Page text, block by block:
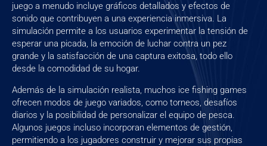
juego a menudo incluye gráficos detallados y efectos de
sonido que contribuyen a una experiencia inmersiva. La
simulación permite a los usuarios experimentar la tensión de
esperar una picada, la emoción de luchar contra un pez
grande y la satisfacción de una captura exitosa, todo ello
desde la comodidad de su hogar.
Además de la simulación realista, muchos ice fishing games
ofrecen modos de juego variados, como torneos, desafíos
diarios y la posibilidad de personalizar el equipo de pesca.
Algunos juegos incluso incorporan elementos de gestión,
permitiendo a los jugadores construir y mejorar sus propias